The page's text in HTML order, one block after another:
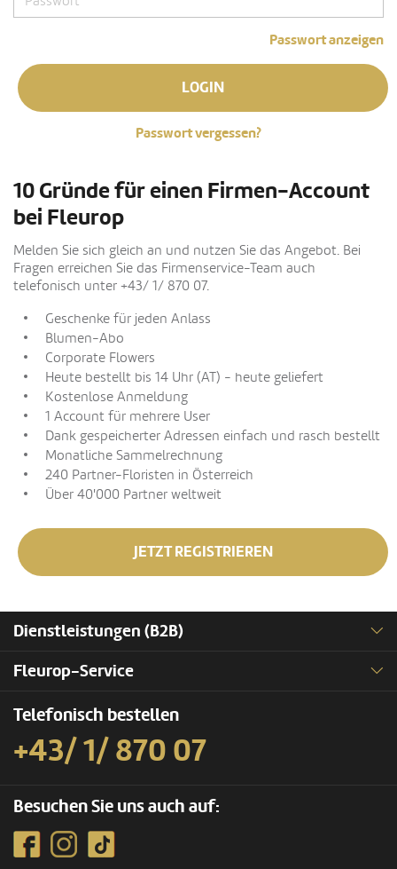
Passwort anzeigen
LOGIN
Passwort vergessen?
10 Gründe für einen Firmen-Account
bei Fleurop
Melden Sie sich gleich an und nutzen Sie das Angebot. Bei
Fragen erreichen Sie das Firmenservice-Team auch
telefonisch unter +43/ 1/ 870 07.
Geschenke für jeden Anlass
Blumen-Abo
Corporate Flowers
Heute bestellt bis 14 Uhr (AT) - heute geliefert
Kostenlose Anmeldung
1 Account für mehrere User
Dank gespeicherter Adressen einfach und rasch bestellt
Monatliche Sammelrechnung
240 Partner-Floristen in Österreich
Über 40'000 Partner weltweit
JETZT REGISTRIEREN
Dienstleistungen (B2B)
Fleurop-Service
Telefonisch bestellen
+43/ 1/ 870 07
Besuchen Sie uns auch auf: